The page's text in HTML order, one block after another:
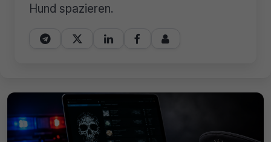
Hund spazieren.
    